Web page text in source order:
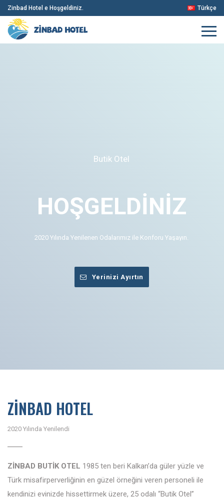
Zinbad Hotel e Hoşgeldiniz. Türkçe
HOŞGELDİNİZ
2020 Yılında Yenilenen Odalarımız ile Konforu Yaşayın.
Yerinizi Ayırtın
Butik Otel
ZİNBAD HOTEL
2020 Yılında Yenilendi
ZİNBAD BUTİK OTEL 1985 ten beri Kalkan’da güler yüzle ve
Türk misafirperverliğinin en güzel örneğini veren personeli ile
kendinizi evinizde hissettirmek üzere, 25 odalı “Butik Otel”